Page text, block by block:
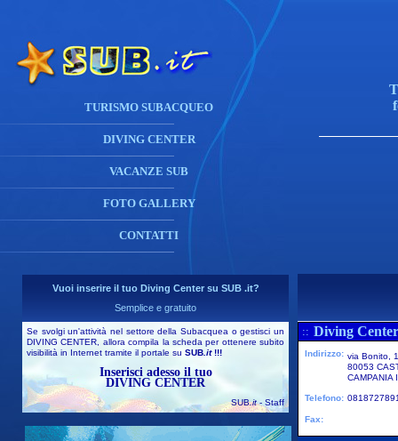
TURISMO SUBACQUEO
DIVING CENTER
VACANZE SUB
FOTO GALLERY
CONTATTI
Vuoi inserire il tuo Diving Center su SUB .it?
Semplice e gratuito
Se svolgi un'attività nel settore della Subacquea o gestisci un
DIVING CENTER, allora compila la scheda per ottenere subito
visibilità in Internet tramite il portale su SUB .it!!!
Inserisci adesso il tuo
DIVING CENTER
SUB.it- Staff
:: Diving
Indirizzo: via Bonito,
80053
CAMPANIA
Telefono:
Fax: